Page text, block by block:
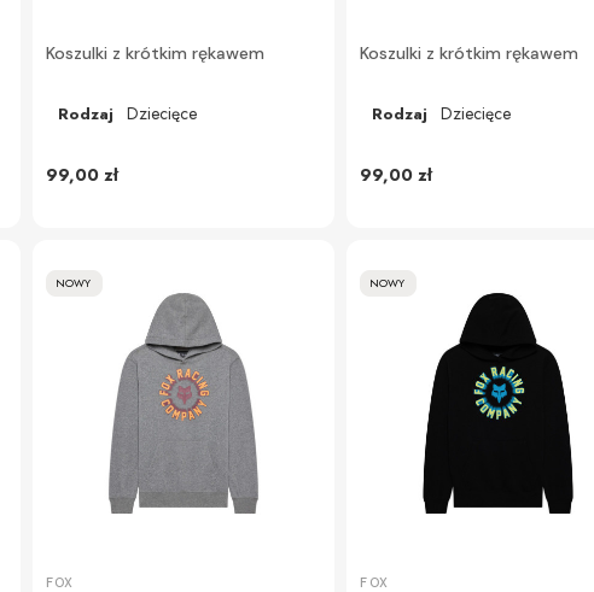
Koszulki z krótkim rękawem
Rodzaj Dziecięce
99,00 zł
Koszulki z krótkim rękawem
Rodzaj Dziecięce
99,00 zł
FOX
NOWY
FOX
NOWY